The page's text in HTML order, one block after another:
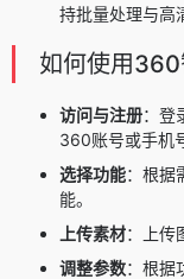
持批量处理与高
如何使用360
访问与注册：登
360账号或手机
选择功能：根据
能。
上传素材：上传
调整参数：根据